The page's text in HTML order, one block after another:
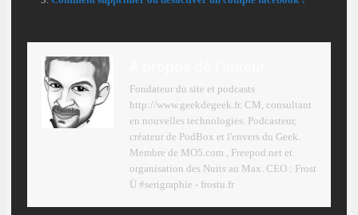
Fondateur du site et podcasts
http://www.geekdegeek.fr. CM, consultant
en nouvelles technologies. Podcasteur,
créateur de PodBox et l'envers du Geek.
Membre de MO5.com , Freepod.net et
organisation des Nuits au Max. CEO : Frost
Ü #serigraphie - frostu.fr